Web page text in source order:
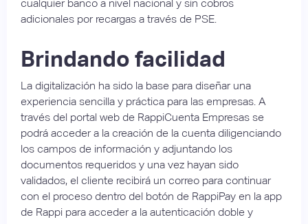
cualquier banco a nivel nacional y sin cobros
adicionales por recargas a través de PSE.
Brindando facilidad
La digitalización ha sido la base para diseñar una
experiencia sencilla y práctica para las empresas. A
través del portal web de RappiCuenta Empresas se
podrá acceder a la creación de la cuenta diligenciando
los campos de información y adjuntando los
documentos requeridos y una vez hayan sido
validados, el cliente recibirá un correo para continuar
con el proceso dentro del botón de RappiPay en la app
de Rappi para acceder a la autenticación doble y